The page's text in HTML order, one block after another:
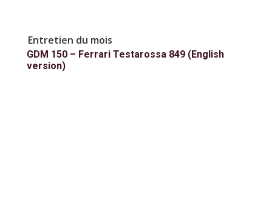
Entretien du mois
GDM 150 – Ferrari Testarossa 849 (English
version)